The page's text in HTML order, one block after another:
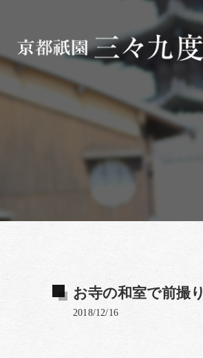
お寺の和室で前撮り
2018/12/16